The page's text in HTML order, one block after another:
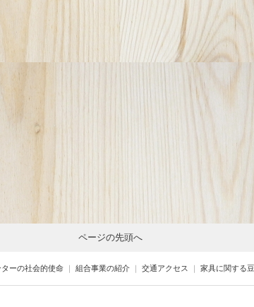
ページの先頭へ
ターの社会的使命 ｜ 組合事業の紹介 ｜ 交通アクセス ｜ 家具に関する